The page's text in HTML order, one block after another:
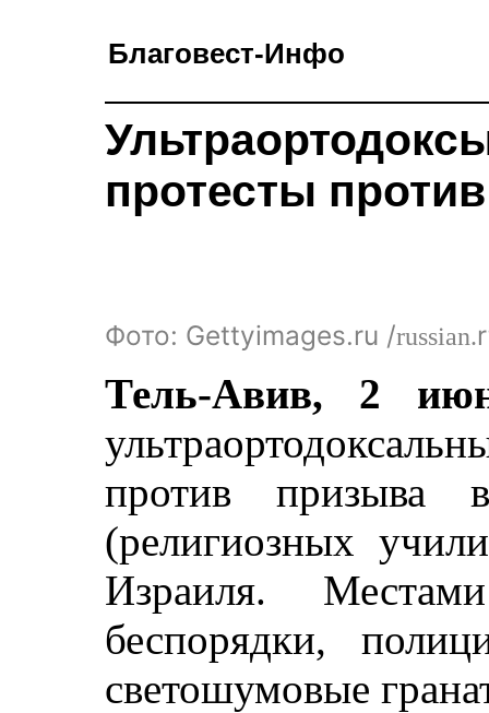
Благовест-Инфо
протесты
Фото: Gettyimages.ru /russian.
Тель-Авив, 2
против
(религиозных
Израиля.
беспорядки,
светошумовые